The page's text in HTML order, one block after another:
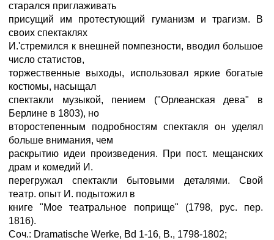
старался приглаживать
присущий им протестующий гуманизм и трагизм. В
своих спектаклях
И.'стремился к внешней помпезности, вводил большое
число статистов,
торжественные выходы, использовал яркие богатые
костюмы, насыщал
спектакли музыкой, пением ("Орлеанская дева" в
Берлине в 1803), но
второстепенным подробностям спектакля он уделял
больше внимания, чем
раскрытию идеи произведения. При пост. мещанских
драм и комедий И.
перегружал спектакли бытовыми деталями. Свой
театр. опыт И. подытожил в
книге "Мое театральное поприще" (1798, рус. пер.
1816).
Соч.: Dramatische Werke, Bd 1-16, В., 1798-1802;